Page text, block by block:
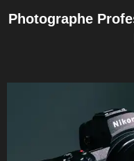
Photographe